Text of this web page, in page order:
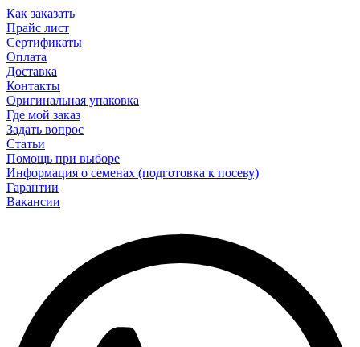
Как заказать
Прайс лист
Сертификаты
Оплата
Доставка
Контакты
Оригинальная упаковка
Где мой заказ
Задать вопрос
Статьи
Помощь при выборе
Информация о семенах (подготовка к посеву)
Гарантии
Вакансии